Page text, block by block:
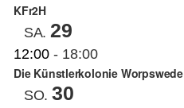
SUCHE
NACH:
KFr2H
SA. 29
12:00 - 18:00
Die Künstlerkolonie Worpswede
SO. 30